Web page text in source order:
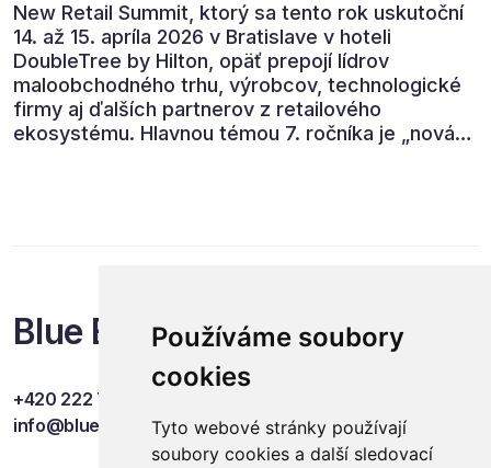
Používáme soubory
cookies
Tyto webové stránky používají
soubory cookies a další sledovací
New Retail Summit, ktorý sa tento rok uskutoční
14. až 15. apríla 2026 v Bratislave v hoteli
DoubleTree by Hilton, opäť prepojí lídrov
maloobchodného trhu, výrobcov, technologické
firmy aj ďalších partnerov z retailového
ekosystému. Hlavnou témou 7. ročníka je „nová
Blue Events
+420 222 749 841
info@blueevents.eu